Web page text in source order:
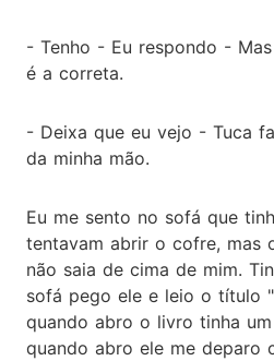
- Tenho - Eu respondo -
é a correta.
- Deixa que eu vejo - Tuca
da minha mão.
Eu me sento no sofá que
tentavam abrir o cofre, mas
não saia de cima de mim.
sofá pego ele e leio o título
quando abro o livro tinha
quando abro ele me deparo